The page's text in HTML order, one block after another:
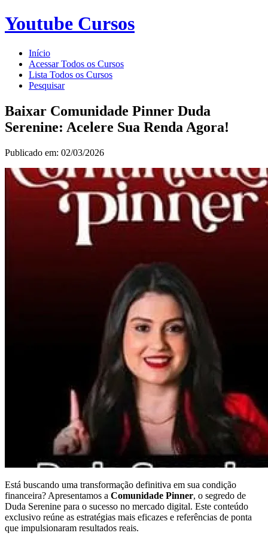
Youtube Cursos
Início
Acessar Todos os Cursos
Lista Todos os Cursos
Pesquisar
Baixar Comunidade Pinner Duda
Serenine: Acelere Sua Renda Agora!
Publicado em: 02/03/2026
Está buscando uma transformação definitiva em sua condição
financeira? Apresentamos a Comunidade Pinner, o segredo de
Duda Serenine para o sucesso no mercado digital. Este conteúdo
exclusivo reúne as estratégias mais eficazes e referências de ponta
que impulsionaram resultados reais.